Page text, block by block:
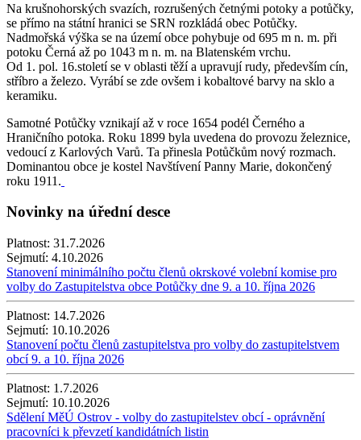
Na krušnohorských svazích, rozrušených četnými potoky a potůčky,
se přímo na státní hranici se SRN rozkládá obec Potůčky.
Nadmořská výška se na území obce pohybuje od 695 m n. m. při
potoku Černá až po 1043 m n. m. na Blatenském vrchu.
Od 1. pol. 16.století se v oblasti těží a upravují rudy, především cín,
stříbro a železo. Vyrábí se zde ovšem i kobaltové barvy na sklo a
keramiku.
Samotné Potůčky vznikají až v roce 1654 podél Černého a
Hraničního potoka. Roku 1899 byla uvedena do provozu železnice,
vedoucí z Karlových Varů. Ta přinesla Potůčkům nový rozmach.
Dominantou obce je kostel Navštívení Panny Marie, dokončený
roku 1911.
Novinky na úřední desce
Platnost: 31.7.2026
Sejmutí: 4.10.2026
Stanovení minimálního počtu členů okrskové volební komise pro
volby do Zastupitelstva obce Potůčky dne 9. a 10. října 2026
Platnost: 14.7.2026
Sejmutí: 10.10.2026
Stanovení počtu členů zastupitelstva pro volby do zastupitelstvem
obcí 9. a 10. října 2026
Platnost: 1.7.2026
Sejmutí: 10.10.2026
Sdělení MěÚ Ostrov - volby do zastupitelstev obcí - oprávnění
pracovníci k převzetí kandidátních listin